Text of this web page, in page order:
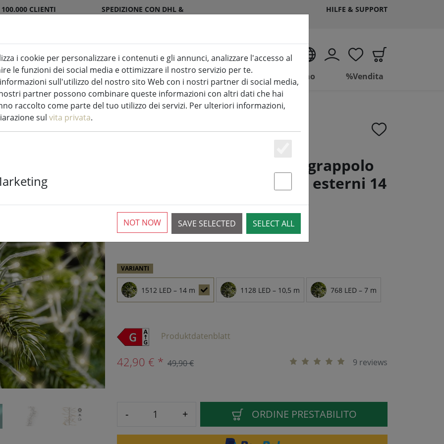
100.000 CLIENTI
SPEDIZIONE CON DHL &
HILFE & SUPPORT
IT
a LED per interni ed esterni
Cucina Vivere Bagno %Vendita
luminosa
Kaemingk Lumineo luci a grappolo
1512 LED bianco caldo per esterni 14
m trasparente
›
Available again from 16.10.26 - preorder now!
VARIANTI
1512 LED – 14 m 1128 LED – 10,5 m 768 LED – 7 m
Produktdatenblatt
9 reviews
42,90 € * 49,90 €
- + ORDINE PRESTABILITO
i cookie per personalizzare i contenuti e gli annunci, analizzare l'accesso al
le funzioni dei social media e ottimizzare il nostro servizio per te.
sull'utilizzo del nostro sito Web con i nostri partner di social media,
partner possono combinare queste informazioni con altri dati che hai
raccolto come parte del tuo utilizzo dei servizi. Per ulteriori informazioni,
sul vita privata.
Essenziell
Statstik & Marketing
SAVE SELECTED SELECT ALL
NOT NOW